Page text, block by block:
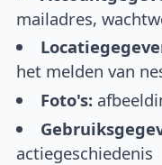
mailadres,
het melden van
Foto's:
actiegeschiedenis